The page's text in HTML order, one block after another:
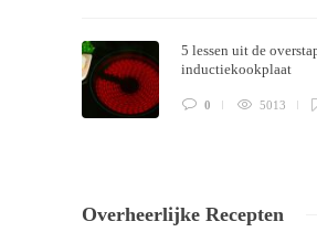
5 lessen uit de
inductiekookplaat
0 5013
Overheerlijke Recepten